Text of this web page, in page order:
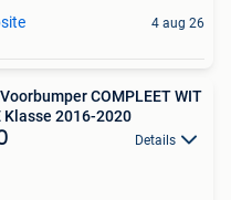
4 aug 26
COMPLEET WIT
Klasse 2016-2020
Details